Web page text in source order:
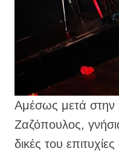
Αμέσως μετά στην
Ζαζόπουλος,
δικές του